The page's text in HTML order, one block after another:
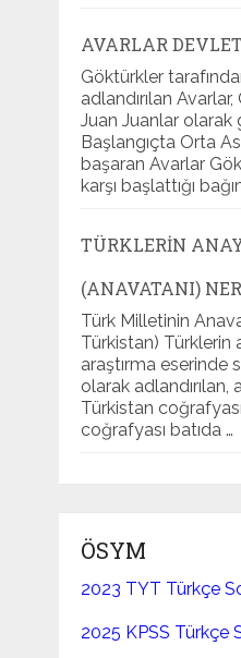
AVARLAR
Göktürkler
adlandırılan
Juan Juanlar olarak
Başlangıçta Orta
başaran Avarlar
karşı başlattığı
TÜRKLERIN
(ANAVATANI)
Türk Milletinin
Türkistan) Türklerin
araştırma eserinde
olarak
Türkistan
coğrafyası batıda …
ÖSYM
2023 TYT Türkçe
2025 KPSS Türkçe